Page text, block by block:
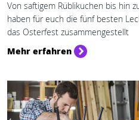
Von saftigem Rüblikuchen bis hin
haben für euch die fünf besten
das Osterfest zusammengestellt
Mehr erfahren